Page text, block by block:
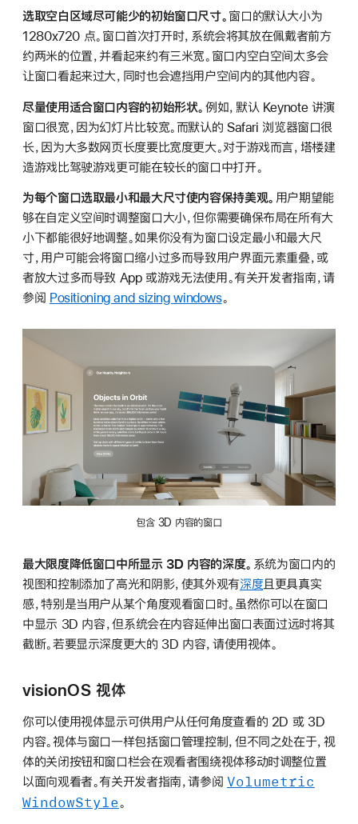
选取空白区域尽可能少的初始窗口尺寸。 窗口的默认大小为
1280x720 点。窗口首次打开时，系统会将其放在佩戴者前方
约两米的位置，并看起来约有三米宽。窗口内空白空间太多会
让窗口看起来过大，同时也会遮挡用户空间内的其他内容。
尽量使用适合窗口内容的初始形状。例如，默认 Keynote 讲演
窗口很宽，因为幻灯片比较宽。而默认的 Safari 浏览器窗口很
长，因为大多数网页长度要比宽度更大。对于游戏而言，塔楼建
造游戏比驾驶游戏更可能在较长的窗口中打开。
为每个窗口选取最小和最大尺寸使内容保持美观。 用户期望能
够在自定义空间时调整窗口大小，但你需要确保布局在所有大
小下都能很好地调整。如果你没有为窗口设定最小和最大尺
寸，用户可能会将窗口缩小过多而导致用户界面元素重叠，或
者放大过多而导致 App 或游戏无法使用。有关开发者指南，请
参阅 Positioning and sizing windows。
包含 3D 内容的窗口
最大限度降低窗口中所显示 3D 内容的深度。 系统为窗口内的
视图和控制添加了高光和阴影，使其外观有深度且更具真实
感，特别是当用户从某个角度观看窗口时。虽然你可以在窗口
中显示 3D 内容，但系统会在内容延伸出窗口表面过远时将其
截断。若要显示深度更大的 3D 内容，请使用视体。
visionOS 视体
你可以使用视体显示可供用户从任何角度查看的 2D 或 3D
内容。视体与窗口一样包括窗口管理控制，但不同之处在于，视
体的关闭按钮和窗口栏会在观看者围绕视体移动时调整位置
以面向观看者。有关开发者指南，请参阅 Volumetric
WindowStyle 。